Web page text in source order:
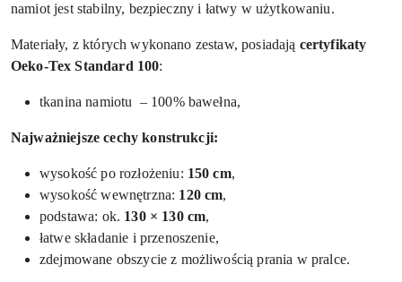
namiot jest stabilny, bezpieczny i łatwy w użytkowaniu.
Materiały, z których wykonano zestaw, posiadają certyfikaty
Oeko-Tex Standard 100:
tkanina namiotu – 100% bawełna,
Najważniejsze cechy konstrukcji:
wysokość po rozłożeniu: 150 cm,
wysokość wewnętrzna: 120 cm,
podstawa: ok. 130 × 130 cm,
łatwe składanie i przenoszenie,
zdejmowane obszycie z możliwością prania w pralce.